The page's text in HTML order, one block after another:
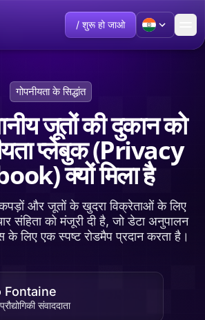
/ शुरू हो जाओ
गोपनीयता के सिद्धांत
जूतों की दुकान को
प्लेबुक (Privacy
क्यों मिला है
और जूतों के खुदरा विक्रेताओं के लिए
संहिता को मंजूरी दी है, जो डेटा अनुपालन
के लिए एक स्पष्ट रोडमैप प्रदान करता है।
Fontaine
संवाददाता